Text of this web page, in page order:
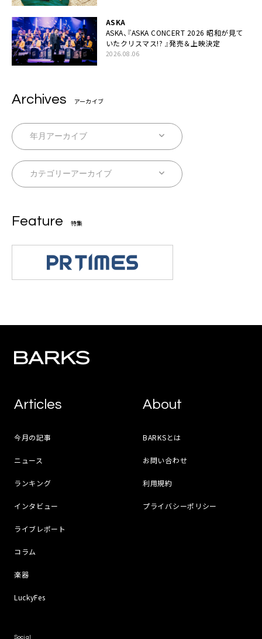
ASKA
ASKA、『ASKA CONCERT 2026 昭和が見て
いたクリスマス!? 』発売＆上映決定
2026.08.06
Archives アーカイブ
Feature 特集
Articles
今月の記事
ニュース
ランキング
インタビュー
ライブレポート
コラム
楽器
LuckyFes
About
BARKSとは
お問い合わせ
利用規約
プライバシーポリシー
Social